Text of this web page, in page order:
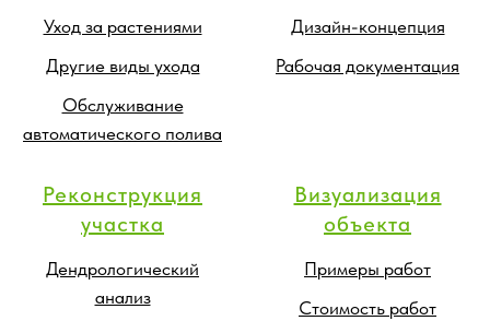
Уход за растениями
Другие виды ухода
Обслуживание
автоматического полива
Дизайн-концепция
Рабочая документация
Реконструкция
участка
Дендрологический
анализ
Визуализация
объекта
Примеры работ
Стоимость работ